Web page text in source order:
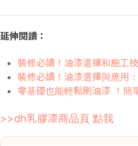
延伸閱讀：
裝修必讀！油漆選擇和施工
裝修必讀！油漆選擇與應用
零基礎也能輕鬆刷油漆 ！簡
>>dh乳膠漆商品頁 點我